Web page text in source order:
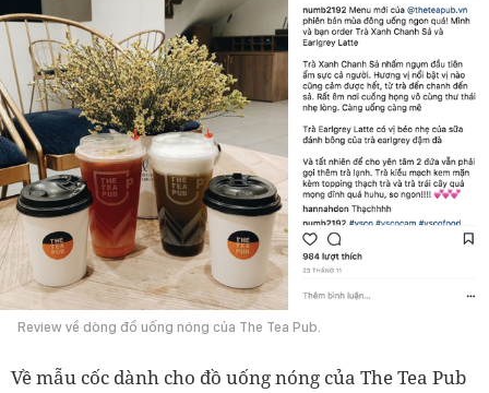
Review về dòng đồ uống nóng của The Tea Pub.
Về mẫu cốc dành cho đồ uống nóng của The Tea Pub